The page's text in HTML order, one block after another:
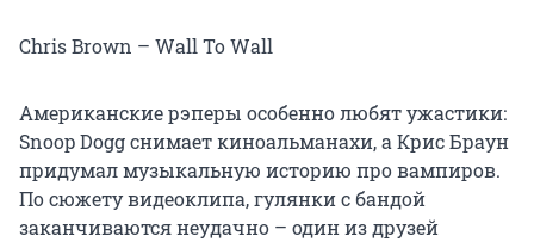
Chris Brown – Wall To Wall
Американские рэперы особенно любят ужастики:
Snoop Dogg снимает киноальманахи, а Крис Браун
придумал музыкальную историю про вампиров.
По сюжету видеоклипа, гулянки с бандой
заканчиваются неудачно – один из друзей